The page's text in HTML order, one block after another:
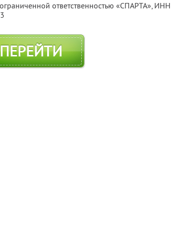
ответственностью «СПАРТА», ИНН
ПЕРЕЙТИ